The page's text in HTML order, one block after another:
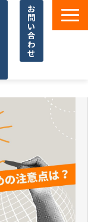
お
問
い
合
わ
せ